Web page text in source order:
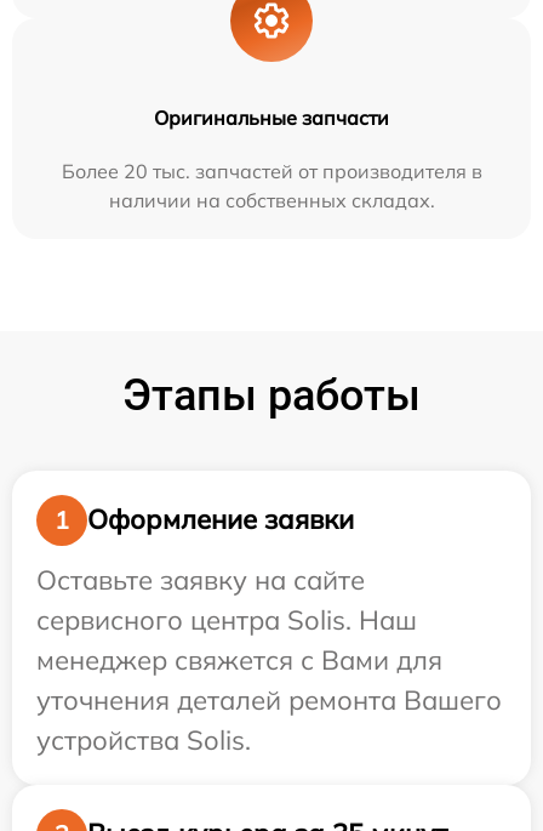
Оригинальные запчасти
Более 20 тыс. запчастей от производителя в
наличии на собственных складах.
Этапы работы
1
Оформление заявки
Оставьте заявку на сайте
сервисного центра Solis. Наш
менеджер свяжется с Вами для
уточнения деталей ремонта Вашего
устройства Solis.